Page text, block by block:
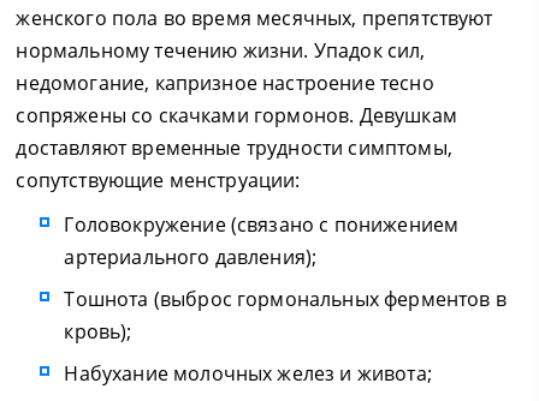
женского пола во время месячных, препятствуют
нормальному течению жизни. Упадок сил,
недомогание, капризное настроение тесно
сопряжены со скачками гормонов. Девушкам
доставляют временные трудности симптомы,
сопутствующие менструации:
Головокружение (связано с понижением
артериального давления);
Тошнота (выброс гормональных ферментов в
кровь);
Набухание молочных желез и живота;